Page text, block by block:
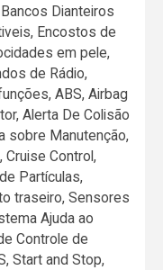
Dianteiros
Encostos de
em pele,
de Rádio,
ABS, Airbag
Alerta De Colisão
sobre Manutenção,
Cruise Control,
Partículas,
traseiro, Sensores
Ajuda ao
Controle de
Start and Stop,